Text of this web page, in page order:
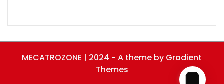
MECATROZONE | 2024 - A theme by Gradient
Themes